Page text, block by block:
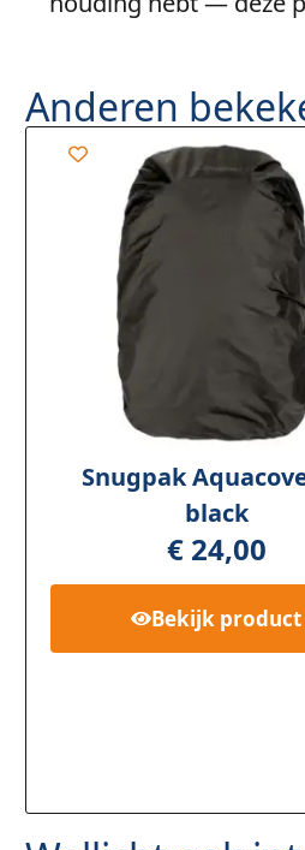
Anderen
Snugpak
black
€24,00
Bekijk product